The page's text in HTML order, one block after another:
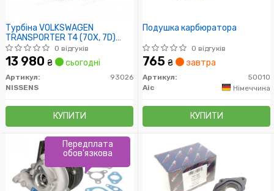
Турбіна VOLKSWAGEN
TRANSPORTER T4 (70X, 7D)
(90-) 2.5 TDi (пр-во Nissens)
0 відгуків
13 980 ₴ сьогодні
Артикул:
93026
NISSENS
КУПИТИ
Подушка карбюратора
0 відгуків
765 ₴ завтра
Артикул:
50010
Aic
Німеччина
КУПИТИ
Передплата
обов'язкова